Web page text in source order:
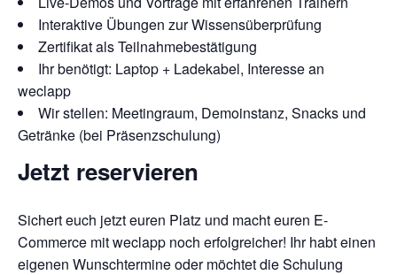
Interaktive Übungen zur Wissensüberprüfung
Zertifikat als Teilnahmebestätigung
Ihr benötigt: Laptop + Ladekabel, Interesse an
weclapp
Wir stellen: Meetingraum, Demoinstanz, Snacks und
Getränke (bei Präsenzschulung)​
Jetzt reservieren
Sichert euch jetzt euren Platz und macht euren E-
Commerce mit weclapp noch erfolgreicher! Ihr habt einen
eigenen Wunschtermine oder möchtet die Schulung